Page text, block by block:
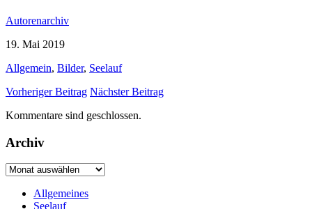
Autorenarchiv
19. Mai 2019
Allgemein, Bilder, Seelauf
Vorheriger Beitrag Nächster Beitrag
Kommentare sind geschlossen.
Archiv
Archiv
Allgemeines
Seelauf